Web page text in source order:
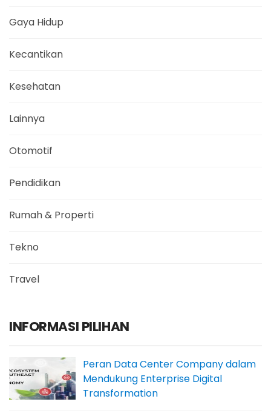
Gaya Hidup
Kecantikan
Kesehatan
Lainnya
Otomotif
Pendidikan
Rumah & Properti
Tekno
Travel
INFORMASI PILIHAN
Peran Data Center Company dalam
Mendukung Enterprise Digital
Transformation